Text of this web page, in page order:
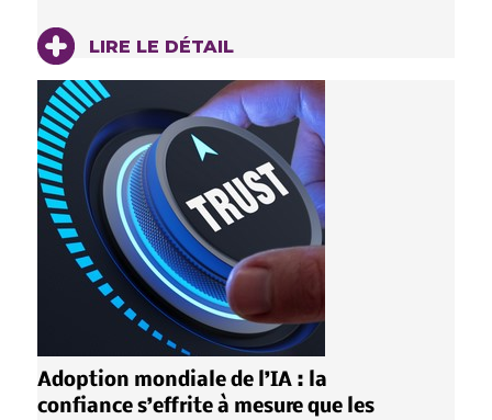
LIRE LE DÉTAIL
Adoption mondiale de l’IA : la
confiance s’effrite à mesure que les